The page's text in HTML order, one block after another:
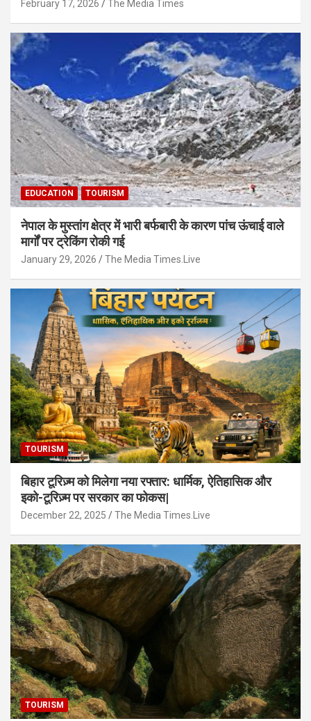
February 17, 2026 The Media Times
EDUCATION TOURISM
नेपाल के मुस्तांग क्षेत्र में भारी बर्फबारी के कारण पांच ऊंचाई वाले
मार्गों पर ट्रेकिंग रोकी गई
January 29, 2026 The Media Times.Live
TOURISM
बिहार टूरिज़्म को मिलेगा नया रफ्तार: धार्मिक, ऐतिहासिक और
इको-टूरिज़्म पर सरकार का फोकस|
December 22, 2025 The Media Times.Live
TOURISM